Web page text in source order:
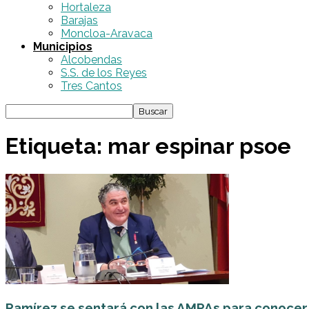
Hortaleza
Barajas
Moncloa-Aravaca
Municipios
Alcobendas
S.S. de los Reyes
Tres Cantos
Etiqueta: mar espinar psoe